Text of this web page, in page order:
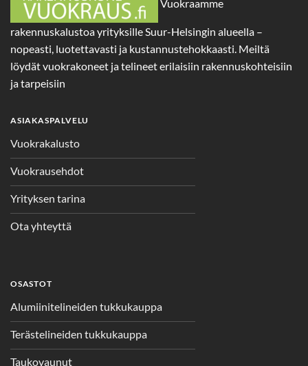
Vuokraamme
rakennuskalustoa yrityksille Suur-Helsingin alueella –
nopeasti, luotettavasti ja kustannustehokkaasti. Meiltä
löydät vuokrakoneet ja telineet erilaisiin rakennuskohteisiin
ja tarpeisiin
ASIAKASPALVELU
Vuokrakalusto
Vuokrausehdot
Yrityksen tarina
Ota yhteyttä
OSASTOT
Alumiinitelineiden tukkukauppa
Terästelineiden tukkukauppa
Taukovaunut